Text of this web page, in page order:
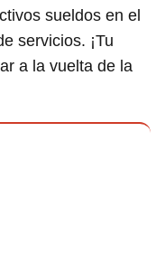
sueldos en el
servicios. ¡Tu
a la vuelta de la